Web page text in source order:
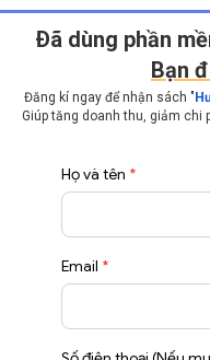
Ðã dùng phần
Bạn
Đăng kí ngay để nhận sách "
Giúp tăng doanh thu, giảm chi
Họ và tên *
Email *